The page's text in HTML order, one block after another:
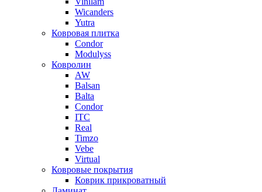
Wicanders
Yutra
Ковровая плитка
Condor
Modulyss
Ковролин
AW
Balsan
Balta
Condor
ITC
Real
Timzo
Vebe
Virtual
Ковровые покрытия
Коврик прикроватный